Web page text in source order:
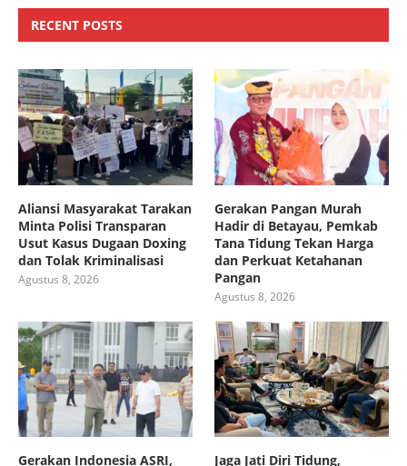
RECENT POSTS
Aliansi Masyarakat Tarakan
Minta Polisi Transparan
Usut Kasus Dugaan Doxing
dan Tolak Kriminalisasi
Agustus 8, 2026
Gerakan Pangan Murah
Hadir di Betayau, Pemkab
Tana Tidung Tekan Harga
dan Perkuat Ketahanan
Pangan
Agustus 8, 2026
Gerakan Indonesia ASRI, Jaga Jati Diri Tidung,